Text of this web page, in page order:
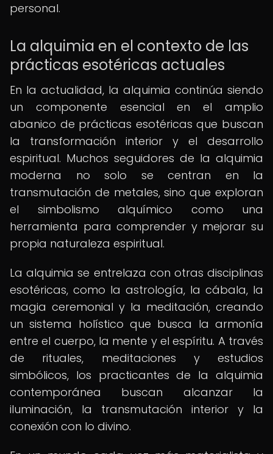
personal.
La alquimia en el contexto de las
prácticas esotéricas actuales
En la actualidad, la alquimia continúa siendo
un componente esencial en el amplio
abanico de prácticas esotéricas que buscan
la transformación interior y el desarrollo
espiritual. Muchos seguidores de la alquimia
moderna no solo se centran en la
transmutación de metales, sino que exploran
el simbolismo alquímico como una
herramienta para comprender y mejorar su
propia naturaleza espiritual.
La alquimia se entrelaza con otras disciplinas
esotéricas, como la astrología, la cábala, la
magia ceremonial y la meditación, creando
un sistema holístico que busca la armonía
entre el cuerpo, la mente y el espíritu. A través
de rituales, meditaciones y estudios
simbólicos, los practicantes de la alquimia
contemporánea buscan alcanzar la
iluminación, la transmutación interior y la
conexión con lo divino.